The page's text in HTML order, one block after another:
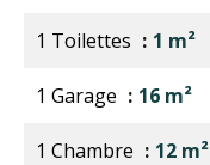
1 Toilettes 1 m²
1 Garage 16 m²
1 Chambre 12 m²